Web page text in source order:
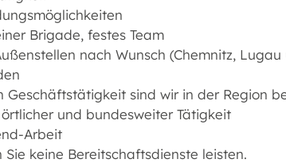
Brigade, festes Team
nach Wunsch (Chemnitz,
Geschäftstätigkeit sind wir in der Region
örtlicher und bundesweiter Tätigkeit
Arbeit
Sie keine Bereitschaftsdienste leisten.